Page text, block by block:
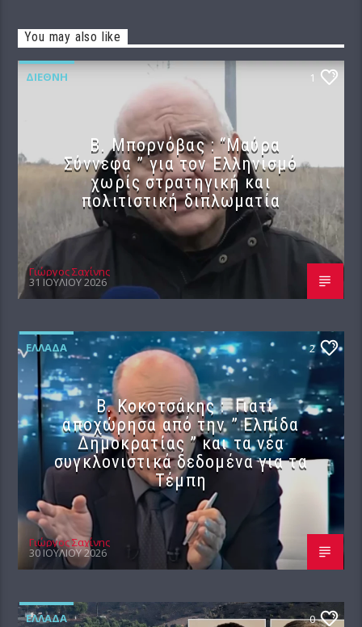
You may also like
ΔΙΕΘΝΉ 1
B. Μπορνόβας : “Μαύρα
Σύννεφα ” για τον Ελληνισμό
χωρίς στρατηγική και
πολιτιστική διπλωματία
Γιώργος Σαχίνης
31 ΙΟΥΛΊΟΥ 2026
ΕΛΛΆΔΑ 2
Β. Κοκοτσάκης : Γιατί
αποχώρησα από την ” Ελπίδα
Δημοκρατίας ” και τα νέα
συγκλονιστικά δεδομένα για τα
Τέμπη
Γιώργος Σαχίνης
30 ΙΟΥΛΊΟΥ 2026
ΕΛΛΆΔΑ 0